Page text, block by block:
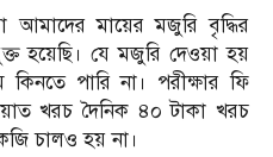
মায়ের মজুরি বৃদ্ধির
হয়েছি। যে মজুরি দেওয়া হয়
পারি না। পরীক্ষার ফি
খরচ দৈনিক ৪০ টাকা খরচ
চালও হয় না।